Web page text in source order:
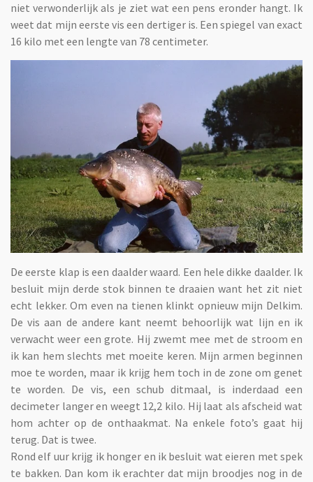
niet verwonderlijk als je ziet wat een pens eronder hangt. Ik
weet dat mijn eerste vis een dertiger is. Een spiegel van exact
16 kilo met een lengte van 78 centimeter.
De eerste klap is een daalder waard. Een hele dikke daalder. Ik
besluit mijn derde stok binnen te draaien want het zit niet
echt lekker. Om even na tienen klinkt opnieuw mijn Delkim.
De vis aan de andere kant neemt behoorlijk wat lijn en ik
verwacht weer een grote. Hij zwemt mee met de stroom en
ik kan hem slechts met moeite keren. Mijn armen beginnen
moe te worden, maar ik krijg hem toch in de zone om genet
te worden. De vis, een schub ditmaal, is inderdaad een
decimeter langer en weegt 12,2 kilo. Hij laat als afscheid wat
hom achter op de onthaakmat. Na enkele foto’s gaat hij
terug. Dat is twee.
Rond elf uur krijg ik honger en ik besluit wat eieren met spek
te bakken. Dan kom ik erachter dat mijn broodjes nog in de